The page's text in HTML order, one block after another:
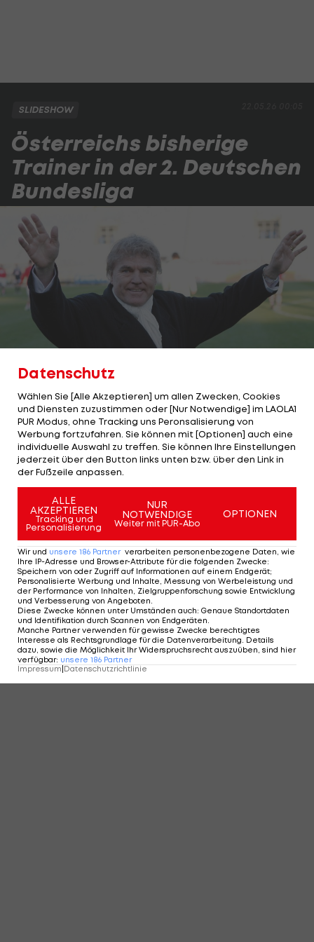
SLIDESHOW
Österreichs bisherige
Trainer in der 2. Deutschen
Bundesliga
2/17 Foto: GEPA
Adolf Pinter
Verein:SpVgg Bayreuth
Spiele in 2. Bundesliga:3
Punkteschnitt:2,00
2 VON 17
KOMMENTARE
Datenschutz
Wählen Sie [Alle Akzeptieren] um allen Zwecken, Cookies
und Diensten zuzustimmen oder [Nur Notwendige] im LAOLA1
PUR Modus, ohne Tracking uns Peronsalisierung von
Werbung fortzufahren. Sie können mit [Optionen] auch eine
individuelle Auswahl zu treffen. Sie können Ihre Einstellungen
jederzeit über den Button links unten bzw. über den Link in
der Fußzeile anpassen.
ALLE
AKZEPTIEREN
Tracking und
Personalisierung
NUR
NOTWENDIGE
Weiter mit PUR-Abo
OPTIONEN
Wir und unsere 186 Partner verarbeiten personenbezogene Daten, wie
Ihre IP-Adresse und Browser-Attribute für die folgenden Zwecke:
Speichern von oder Zugriff auf Informationen auf einem Endgerät;
Personalisierte Werbung und Inhalte, Messung von Werbeleistung und
der Performance von Inhalten, Zielgruppenforschung sowie Entwicklung
und Verbesserung von Angeboten
Diese Zwecke können unter Umständen auch: Genaue Standortdaten
und Identifikation durch Scannen von Endgeräten
Manche Partner verwenden für gewisse Zwecke berechtigtes
Interesse als Rechtsgrundlage für die Datenverarbeitung. Details
dazu, sowie die Möglichkeit Ihr Widerspruchsrecht auszuüben, sind hier
verfügbar: unsere 186 Partner
Impressum|Datenschutzrichtlinie